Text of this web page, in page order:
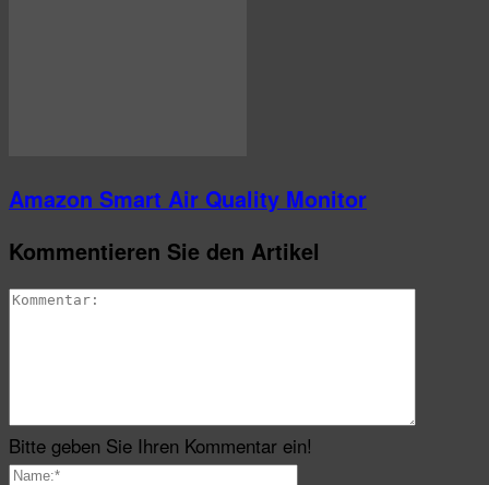
Amazon Smart Air Quality Monitor
Kommentieren Sie den Artikel
Bitte geben Sie Ihren Kommentar ein!